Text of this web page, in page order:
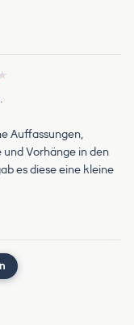
★
Auffassungen,
und Vorhänge in den
es diese eine kleine